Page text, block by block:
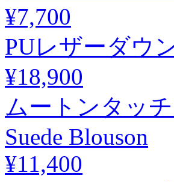
¥7,700
PUレザーダウ
¥18,900
ムートンタッ
Suede Blouson
¥11,400